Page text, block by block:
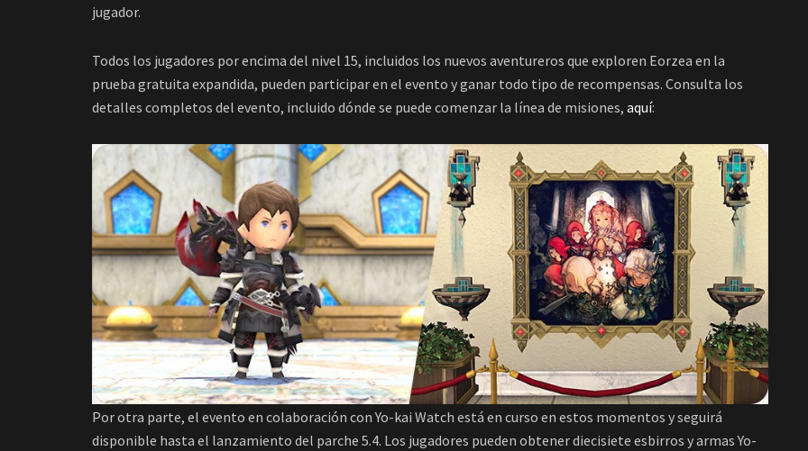
jugador.
Todos los jugadores por encima del nivel 15, incluidos los nuevos aventureros que exploren Eorzea en la
prueba gratuita expandida, pueden participar en el evento y ganar todo tipo de recompensas. Consulta los
detalles completos del evento, incluido dónde se puede comenzar la línea de misiones, aquí:
Por otra parte, el evento en colaboración con Yo-kai Watch está en curso en estos momentos y seguirá
disponible hasta el lanzamiento del parche 5.4. Los jugadores pueden obtener diecisiete esbirros y armas Yo-